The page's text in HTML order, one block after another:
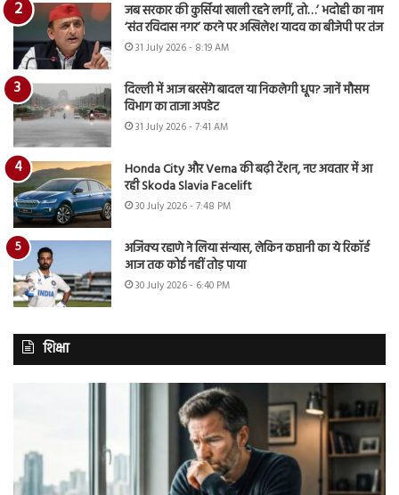
जब सरकार की कुर्सियां खाली रहने लगीं, तो…’ भदोही का नाम
‘संत रविदास नगर’ करने पर अखिलेश यादव का बीजेपी पर तंज
31 July 2026 - 8:19 AM
दिल्ली में आज बरसेंगे बादल या निकलेगी धूप? जानें मौसम
विभाग का ताजा अपडेट
31 July 2026 - 7:41 AM
Honda City और Verna की बढ़ी टेंशन, नए अवतार में आ
रही Skoda Slavia Facelift
30 July 2026 - 7:48 PM
अजिंक्य रहाणे ने लिया संन्यास, लेकिन कप्तानी का ये रिकॉर्ड
आज तक कोई नहीं तोड़ पाया
30 July 2026 - 6:40 PM
शिक्षा